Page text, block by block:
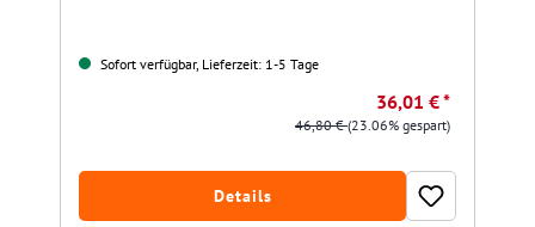
Sofort verfügbar, Lieferzeit: 1-5 Tage
36,01 € *
46,80 €(23.06% gespart)
Details